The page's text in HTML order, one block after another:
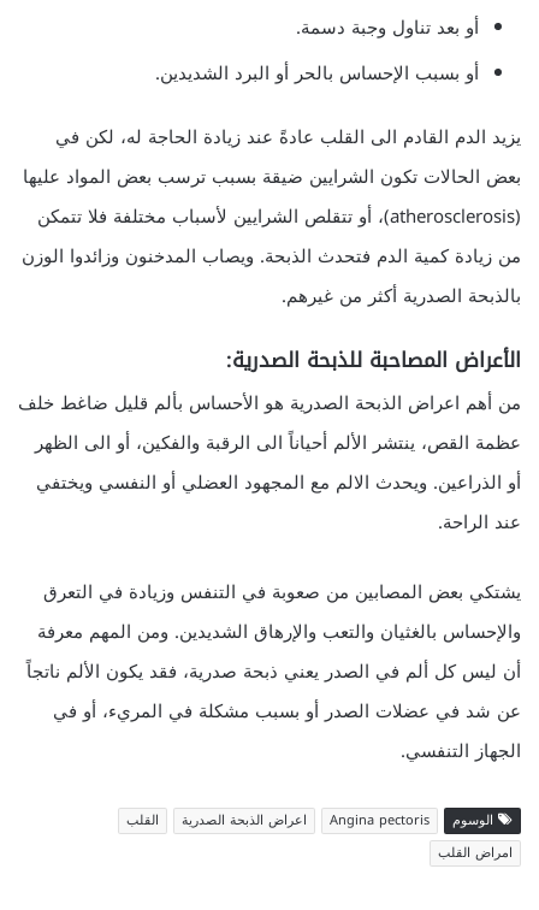
أو بعد تناول وجبة دسمة.
أو بسبب الإحساس بالحر أو البرد الشديدين.
يزيد الدم القادم الى القلب عادةً عند زيادة الحاجة له، لكن في
بعض الحالات تكون الشرايين ضيقة بسبب ترسب بعض المواد عليها
(atherosclerosis)، أو تتقلص الشرايين لأسباب مختلفة فلا تتمكن
من زيادة كمية الدم فتحدث الذبحة. ويصاب المدخنون وزائدوا الوزن
بالذبحة الصدرية أكثر من غيرهم.
الأعراض المصاحبة للذبحة الصدرية:
من أهم اعراض الذبحة الصدرية هو الأحساس بألم قليل ضاغط خلف
عظمة القص، ينتشر الألم أحياناً الى الرقبة والفكين، أو الى الظهر
أو الذراعين. ويحدث الالم مع المجهود العضلي أو النفسي ويختفي
عند الراحة.
يشتكي بعض المصابين من صعوبة في التنفس وزيادة في التعرق
والإحساس بالغثيان والتعب والإرهاق الشديدين. ومن المهم معرفة
أن ليس كل ألم في الصدر يعني ذبحة صدرية، فقد يكون الألم ناتجاً
عن شد في عضلات الصدر أو بسبب مشكلة في المريء، أو في
الجهاز التنفسي.
الوسوم Angina pectoris اعراض الذبحة الصدرية
القلب
امراض القلب